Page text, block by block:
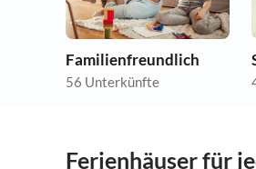
Familienfreundlich
56 Unterkünfte
Ferienhäuser für